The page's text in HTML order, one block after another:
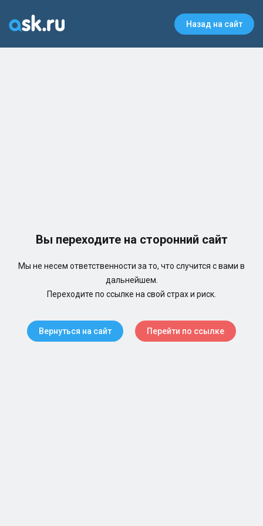
Назад на сайт
Вы переходите на сторонний сайт
Мы не несем ответственности за то, что случится с вами в
дальнейшем.
Переходите по ссылке на свой страх и риск.
Вернуться на сайт Перейти по ссылке